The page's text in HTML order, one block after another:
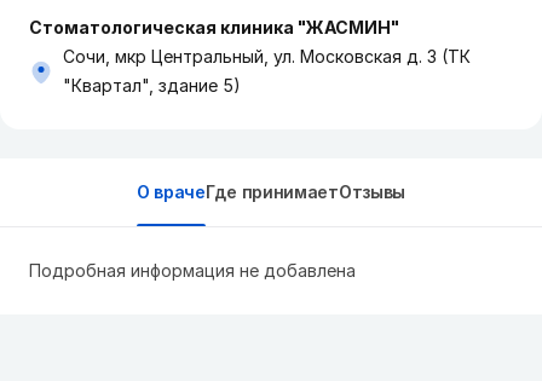
Стоматологическая клиника "ЖАСМИН"
Сочи, мкр Центральный, ул. Московская д. 3 (ТК
"Квартал", здание 5)
О врачеГде принимаетОтзывы
Подробная информация не добавлена